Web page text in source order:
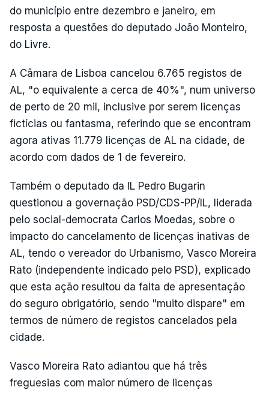
do município entre dezembro e janeiro, em
resposta a questões do deputado João Monteiro,
do Livre.
A Câmara de Lisboa cancelou 6.765 registos de
AL, "o equivalente a cerca de 40%", num universo
de perto de 20 mil, inclusive por serem licenças
fictícias ou fantasma, referindo que se encontram
agora ativas 11.779 licenças de AL na cidade, de
acordo com dados de 1 de fevereiro.
Também o deputado da IL Pedro Bugarin
questionou a governação PSD/CDS-PP/IL, liderada
pelo social-democrata Carlos Moedas, sobre o
impacto do cancelamento de licenças inativas de
AL, tendo o vereador do Urbanismo, Vasco Moreira
Rato (independente indicado pelo PSD), explicado
que esta ação resultou da falta de apresentação
do seguro obrigatório, sendo "muito dispare" em
termos de número de registos cancelados pela
cidade.
Vasco Moreira Rato adiantou que há três
freguesias com maior número de licenças